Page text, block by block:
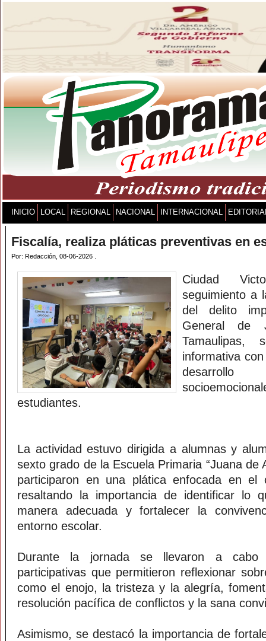
INICIO LOCAL REGIONAL NACIONAL INTERNACIONAL
Fiscalía, realiza pláticas preventivas en
Por: Redacción, 08-06-2026 .
Ciudad
seguimiento a
del delito
General de
Tamaulipas,
informativa
estudiantes.
La actividad estuvo dirigida a alumnas y
sexto grado de la Escuela Primaria “Juana de
participaron en una plática enfocada en el
resaltando la importancia de identificar lo
manera adecuada y fortalecer la
entorno escolar.
Durante la jornada se llevaron a cabo
participativas que permitieron reflexionar
como el enojo, la tristeza y la alegría,
resolución pacífica de conflictos y la sana
Asimismo, se destacó la importancia de